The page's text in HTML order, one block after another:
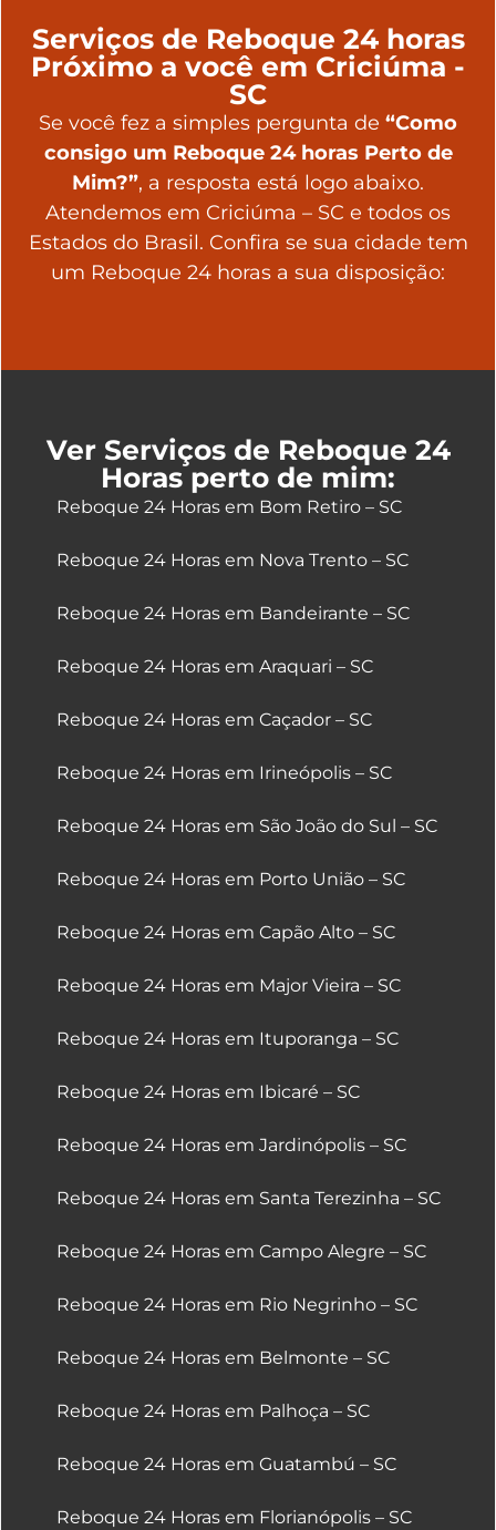
Serviços de Reboque 24 horas
Próximo a você em Criciúma -
SC
Se você fez a simples pergunta de “Como
consigo um Reboque 24 horas Perto de
Mim?”, a resposta está logo abaixo.
Atendemos em Criciúma – SC e todos os
Estados do Brasil. Confira se sua cidade tem
um Reboque 24 horas a sua disposição:
Ver Serviços de Reboque 24
Horas perto de mim:
Reboque 24 Horas em Bom Retiro – SC
Reboque 24 Horas em Nova Trento – SC
Reboque 24 Horas em Bandeirante – SC
Reboque 24 Horas em Araquari – SC
Reboque 24 Horas em Caçador – SC
Reboque 24 Horas em Irineópolis – SC
Reboque 24 Horas em São João do Sul – SC
Reboque 24 Horas em Porto União – SC
Reboque 24 Horas em Capão Alto – SC
Reboque 24 Horas em Major Vieira – SC
Reboque 24 Horas em Ituporanga – SC
Reboque 24 Horas em Ibicaré – SC
Reboque 24 Horas em Jardinópolis – SC
Reboque 24 Horas em Santa Terezinha – SC
Reboque 24 Horas em Campo Alegre – SC
Reboque 24 Horas em Rio Negrinho – SC
Reboque 24 Horas em Belmonte – SC
Reboque 24 Horas em Palhoça – SC
Reboque 24 Horas em Guatambú – SC
Reboque 24 Horas em Florianópolis – SC